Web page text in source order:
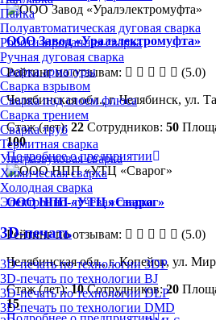
Пайка
Полуавтоматическая дуговая сварка
Роботизированная сварка
Ручная дуговая сварка
Сварка арматуры
Сварка взрывом
Сварка под слоем флюса
Сварка трением
Сварка труб
Термитная сварка
Ультразвуковая сварка
Химическая сварка
Холодная сварка
Электронно-лучевая сварка
3D-печать
3D-печать по технологии 3DP
3D-печать по технологии BJ
3D-печать по технологии DLP
3D-печать по технологии DMD
ООО Завод «Уралэлектромуфта»
Рейтинг по отзывам:
(5.0)
Челябинская обл., г. Челябинск, ул.
Стаж (лет): 22 Сотрудников: 50
100
Подробнее о предприятии
ООО НПП «УТЦ «Сварог»
Рейтинг по отзывам:
(5.0)
Челябинская обл., г. Копейск, ул.
Стаж (лет):10 Сотрудников:20
15